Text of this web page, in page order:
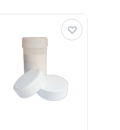
♡